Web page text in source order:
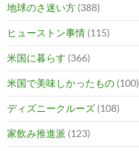
地球のさ迷い方 (388)
ヒューストン事情 (115)
米国に暮らす (366)
米国で美味しかったもの (100)
ディズニークルーズ (108)
家飲み推進派 (123)